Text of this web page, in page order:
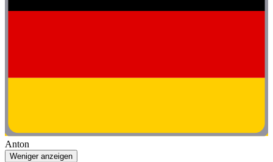
Anton
Weniger anzeigen